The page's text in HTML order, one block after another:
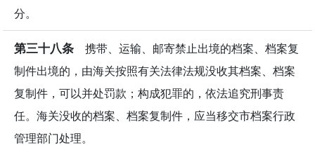
分。
第三十八条 携带、运输、邮寄禁止出境的档案、档案复
制件出境的，由海关按照有关法律法规没收其档案、档案
复制件，可以并处罚款；构成犯罪的，依法追究刑事责
任。海关没收的档案、档案复制件，应当移交市档案行政
管理部门处理。